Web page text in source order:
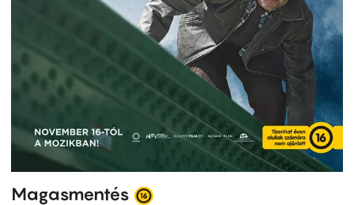
Magasmentés